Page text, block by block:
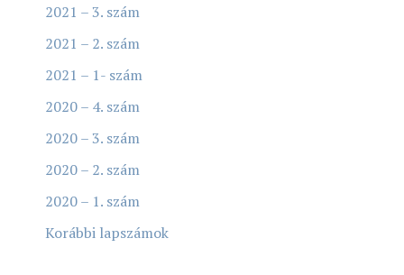
2021 – 3. szám
2021 – 2. szám
2021 – 1- szám
2020 – 4. szám
2020 – 3. szám
2020 – 2. szám
2020 – 1. szám
Korábbi lapszámok